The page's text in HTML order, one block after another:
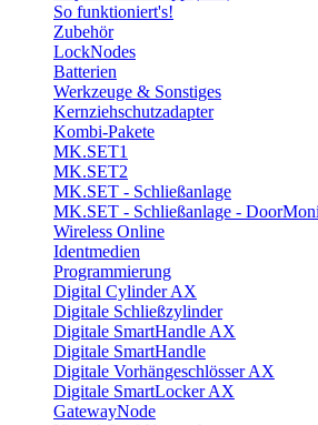
So funktioniert's!
Zubehör
LockNodes
Batterien
Werkzeuge & Sonstiges
Kernziehschutzadapter
Kombi-Pakete
MK.SET1
MK.SET2
MK.SET - Schließanlage
MK.SET - Schließanlage -
Wireless Online
Identmedien
Programmierung
Digital Cylinder AX
Digitale Schließzylinder
Digitale SmartHandle AX
Digitale SmartHandle
Digitale Vorhängeschlösser AX
Digitale SmartLocker AX
GatewayNode